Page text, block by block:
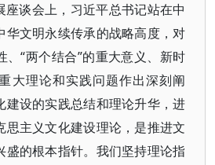
座谈会上，习近平总书记站在中
华文明永续传承的战略高度，对
、“两个结合”的重大意义、新时
大理论和实践问题作出深刻阐
建设的实践总结和理论升华，进
思主义文化建设理论，是推进文
盛的根本指针。我们坚持理论指